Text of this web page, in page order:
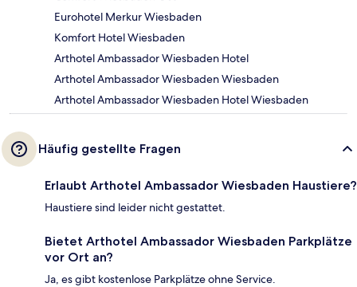
Eurohotel Merkur Wiesbaden
Komfort Hotel Wiesbaden
Arthotel Ambassador Wiesbaden Hotel
Arthotel Ambassador Wiesbaden Wiesbaden
Arthotel Ambassador Wiesbaden Hotel Wiesbaden
Häufig gestellte Fragen
Erlaubt Arthotel Ambassador Wiesbaden Haustiere?
Haustiere sind leider nicht gestattet.
Bietet Arthotel Ambassador Wiesbaden Parkplätze
vor Ort an?
Ja, es gibt kostenlose Parkplätze ohne Service.